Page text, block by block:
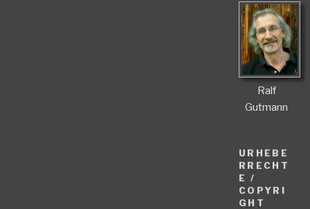
Ralf
Gutmann
URHEBE
RRECHT
E /
COPYRI
GHT